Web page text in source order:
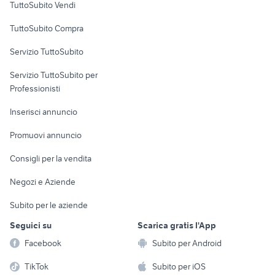
Informatica
Console e
Fotografia
Telefonia
Biciclette
TuttoSubito Vendi
TuttoSubito Compra
Servizio TuttoSubito
Servizio TuttoSubito per
Professionisti
Inserisci annuncio
Promuovi annuncio
Consigli per la vendita
Negozi e Aziende
Subito per le aziende
Seguici su
Facebook
TikTok
Scarica gratis l'App
Subito per Android
Subito per iOS